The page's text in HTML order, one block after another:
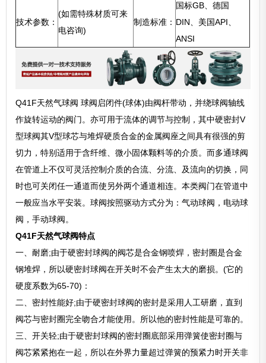
技术参数：
(如需特殊材质可来
电咨询)
制造标准：
国标GB、德国
DIN、美国API、
ANSI
Q41F天然气球阀 球阀启闭件(球体)由阀杆带动，并绕球阀轴线
作旋转运动的阀门。亦可用于流体的调节与控制，其中硬密封V
型球阀其V型球芯与堆焊硬质合金的金属阀座之间具有很强的剪
切力，特别适用于含纤维、微小固体颗料等的介质。而多通球阀
在管道上不仅可灵活控制介质的合流、分流、及流向的切换，同
时也可关闭任一通道而使另外两个通道相连。本类阀门在管道中
一般应当水平安装。球阀按照驱动方式分为：气动球阀，电动球
阀，手动球阀。
Q41F天然气球阀特点
一、耐磨;由于硬密封球阀的阀芯是合金钢喷焊，密封圈是合金
钢堆焊，所以硬密封球阀在开关时不会产生太大的磨损。(它的
硬度系数为65-70)：
二、密封性能好;由于硬密封球阀的密封是采用人工研磨，直到
阀芯与密封圈完全吻合才能使用。所以他的密封性能是可靠的。
三、开关轻;由于硬密封球阀的密封圈底部采用弹簧使密封圈与
阀芯紧紧抱在一起，所以在外界力量超过弹簧的预紧力时开关非